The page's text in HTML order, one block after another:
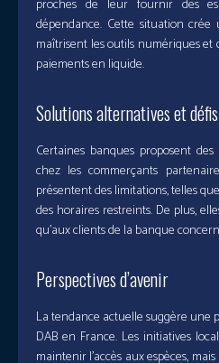
proches de leur fournir des
dépendance. Cette situation
maîtrisent les outils numériques
paiements en liquide.
Solutions alternatives et
Certaines banques proposent
chez les commerçants
présentent des limitations, telles
des horaires restreints. De plus,
qu’aux clients de la banque
Perspectives d’avenir
La tendance actuelle suggère une
DAB en France. Les initiatives
maintenir l’accès aux espèces,